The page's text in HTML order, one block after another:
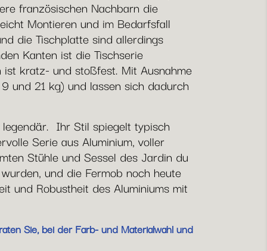
französischen Nachbarn die
Montieren und im Bedarfsfall
die Tischplatte sind allerdings
Kanten ist die Tischserie
kratz- und stoßfest. Mit Ausnahme
und 21 kg) und lassen sich dadurch
Ihr Stil spiegelt typisch
Serie aus Aluminium, voller
Stühle und Sessel des Jardin du
und die Fermob noch heute
und Robustheit des Aluminiums mit
Sie, bei der Farb- und Materialwahl und